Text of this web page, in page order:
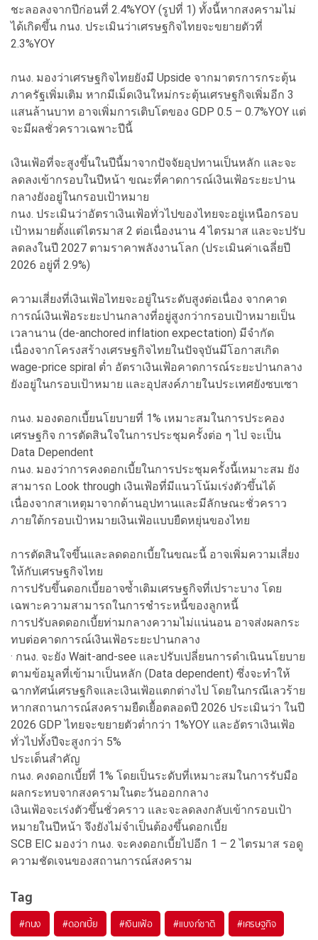
ชะลอลงจากปีก่อนที่ 2.4%YOY (รูปที่ 1) ทั้งนี้หากสงครามไม่
ได้เกิดขึ้น กนง. ประเมินว่าเศรษฐกิจไทยจะขยายตัวที่
2.3%YOY
กนง. มองว่าเศรษฐกิจไทยยังมี Upside จากมาตรการกระตุ้น
ภาครัฐเพิ่มเติม หากมีเม็ดเงินใหม่กระตุ้นเศรษฐกิจเพิ่มอีก 3
แสนล้านบาท อาจเพิ่มการเติบโตของ GDP 0.5 – 0.7%YOY แต่
จะมีผลชั่วคราวเฉพาะปีนี้
เงินเฟ้อที่จะสูงขึ้นในปีนี้มาจากปัจจัยอุปทานเป็นหลัก และจะ
ลดลงเข้ากรอบในปีหน้า ขณะที่คาดการณ์เงินเฟ้อระยะปาน
กลางยังอยู่ในกรอบเป้าหมาย
กนง. ประเมินว่าอัตราเงินเฟ้อทั่วไปของไทยจะอยู่เหนือกรอบ
เป้าหมายตั้งแต่ไตรมาส 2 ต่อเนื่องนาน 4 ไตรมาส และจะปรับ
ลดลงในปี 2027 ตามราคาพลังงานโลก (ประเมินค่าเฉลี่ยปี
2026 อยู่ที่ 2.9%)
ความเสี่ยงที่เงินเฟ้อไทยจะอยู่ในระดับสูงต่อเนื่อง จากคาด
การณ์เงินเฟ้อระยะปานกลางที่อยู่สูงกว่ากรอบเป้าหมายเป็น
เวลานาน (de-anchored inflation expectation) มีจำกัด
เนื่องจากโครงสร้างเศรษฐกิจไทยในปัจจุบันมีโอกาสเกิด
wage-price spiral ต่ำ อัตราเงินเฟ้อคาดการณ์ระยะปานกลาง
ยังอยู่ในกรอบเป้าหมาย และอุปสงค์ภายในประเทศยังซบเซา
กนง. มองดอกเบี้ยนโยบายที่ 1% เหมาะสมในการประคอง
เศรษฐกิจ การตัดสินใจในการประชุมครั้งต่อ ๆ ไป จะเป็น
Data Dependent
กนง. มองว่าการคงดอกเบี้ยในการประชุมครั้งนี้เหมาะสม ยัง
สามารถ Look through เงินเฟ้อที่มีแนวโน้มเร่งตัวขึ้นได้
เนื่องจากสาเหตุมาจากด้านอุปทานและมีลักษณะชั่วคราว
ภายใต้กรอบเป้าหมายเงินเฟ้อแบบยืดหยุ่นของไทย
การตัดสินใจขึ้นและลดดอกเบี้ยในขณะนี้ อาจเพิ่มความเสี่ยง
ให้กับเศรษฐกิจไทย
การปรับขึ้นดอกเบี้ยอาจซ้ำเติมเศรษฐกิจที่เปราะบาง โดย
เฉพาะความสามารถในการชำระหนี้ของลูกหนี้
การปรับลดดอกเบี้ยท่ามกลางความไม่แน่นอน อาจส่งผลกระ
ทบต่อคาดการณ์เงินเฟ้อระยะปานกลาง
· กนง. จะยัง Wait-and-see และปรับเปลี่ยนการดำเนินนโยบาย
ตามข้อมูลที่เข้ามาเป็นหลัก (Data dependent) ซึ่งจะทำให้
ฉากทัศน์เศรษฐกิจและเงินเฟ้อแตกต่างไป โดยในกรณีเลวร้าย
หากสถานการณ์สงครามยืดเยื้อตลอดปี 2026 ประเมินว่า ในปี
2026 GDP ไทยจะขยายตัวต่ำกว่า 1%YOY และอัตราเงินเฟ้อ
ทั่วไปทั้งปีจะสูงกว่า 5%
ประเด็นสำคัญ
กนง. คงดอกเบี้ยที่ 1% โดยเป็นระดับที่เหมาะสมในการรับมือ
ผลกระทบจากสงครามในตะวันออกกลาง
เงินเฟ้อจะเร่งตัวขึ้นชั่วคราว และจะลดลงกลับเข้ากรอบเป้า
หมายในปีหน้า จึงยังไม่จำเป็นต้องขึ้นดอกเบี้ย
SCB EIC มองว่า กนง. จะคงดอกเบี้ยไปอีก 1 – 2 ไตรมาส รอดู
ความชัดเจนของสถานการณ์สงคราม
Tag
#กนง #ดอกเบี้ย #เงินเฟ้อ #แบงก์ชาติ #เศรษฐกิจ